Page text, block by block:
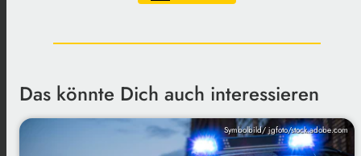
Das könnte Dich auch interessieren
Symbolbild/ jgfoto/stock.adobe.com